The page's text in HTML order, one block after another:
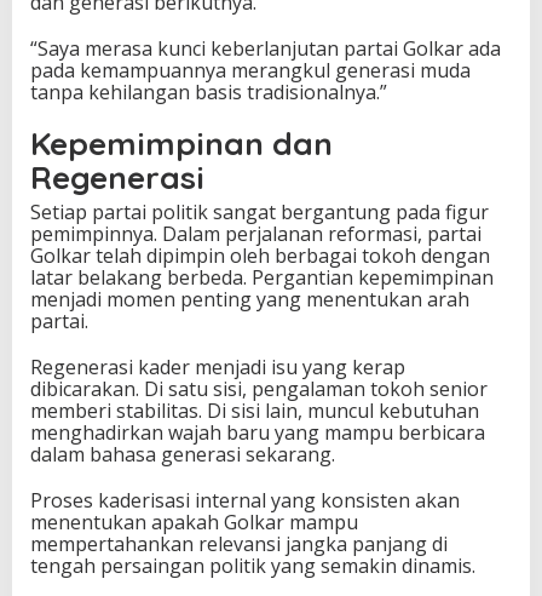
“Saya merasa kunci keberlanjutan partai Golkar ada
pada kemampuannya merangkul generasi muda
tanpa kehilangan basis tradisionalnya.”
Kepemimpinan dan
Regenerasi
Setiap partai politik sangat bergantung pada figur
pemimpinnya. Dalam perjalanan reformasi, partai
Golkar telah dipimpin oleh berbagai tokoh dengan
latar belakang berbeda. Pergantian kepemimpinan
menjadi momen penting yang menentukan arah
partai.
Regenerasi kader menjadi isu yang kerap
dibicarakan. Di satu sisi, pengalaman tokoh senior
memberi stabilitas. Di sisi lain, muncul kebutuhan
menghadirkan wajah baru yang mampu berbicara
dalam bahasa generasi sekarang.
Proses kaderisasi internal yang konsisten akan
menentukan apakah Golkar mampu
mempertahankan relevansi jangka panjang di
tengah persaingan politik yang semakin dinamis.